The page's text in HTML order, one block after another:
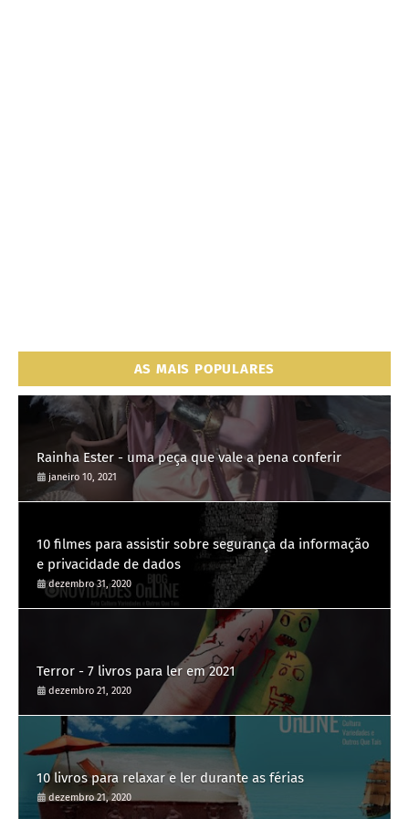
AS MAIS POPULARES
Rainha Ester - uma peça que vale a pena conferir
janeiro 10, 2021
10 filmes para assistir sobre segurança da informação
e privacidade de dados
dezembro 31, 2020
Terror - 7 livros para ler em 2021
dezembro 21, 2020
10 livros para relaxar e ler durante as férias
dezembro 21, 2020